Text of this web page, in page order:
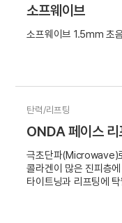
소프웨이브
소프웨이브 1.5mm 초
탄력/리프팅
ONDA 페이스 리
극초단파(Microwave)
콜라겐이 많은 진피층
타이트닝과 리프팅에